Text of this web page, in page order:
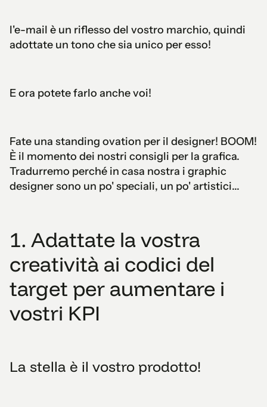
l'e-mail è un riflesso del vostro marchio, quindi
adottate un tono che sia unico per esso!
E ora potete farlo anche voi!
Fate una standing ovation per il designer! BOOM!
È il momento dei nostri consigli per la grafica.
Tradurremo perché in casa nostra i graphic
designer sono un po' speciali, un po' artistici...
1. Adattate la vostra
creatività ai codici del
target per aumentare i
vostri KPI
La stella è il vostro prodotto!